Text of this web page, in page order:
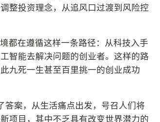
整投资理念，从追风口过渡到风险控
都在遵循这样一条路径：从科技入手
智能去解决问题的创业者。这样的路
九死一生甚至百里挑一的创业成功
答案，从生活痛点出发，号召人们将
项目，其中不乏具有改变世界潜力的